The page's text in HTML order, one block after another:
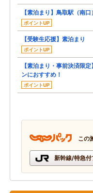
【素泊まり】鳥取駅（南
ポイントUP
【受験生応援】素泊まり
ポイントUP
【素泊まり・事前決済限
ンにおすすめ！
ポイントUP
この
新幹線/特急付